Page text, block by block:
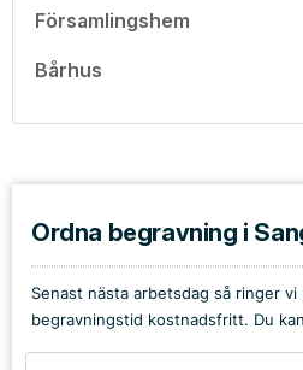
Församlingshem
Bårhus
Ordna begravning i
Senast nästa arbetsdag så ringer
begravningstid kostnadsfritt. Du